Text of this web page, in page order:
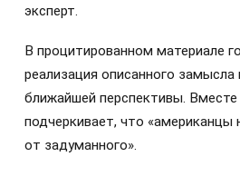
эксперт.
В процитированном материале
реализация описанного
ближайшей перспективы.
подчеркивает, что «американцы
от задуманного».